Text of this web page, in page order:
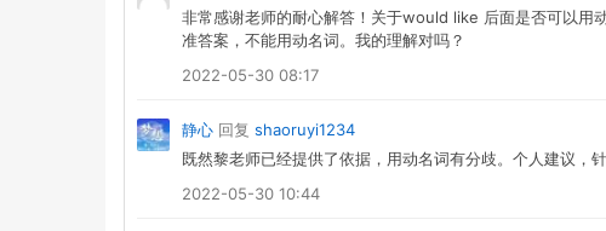
非常感谢老师的耐心解答！关于would like 后面是否可以用
准答案，不能用动名词。我的理解对吗？
2022-05-30 08:17
静心 回复 shaoruyi1234
既然黎老师已经提供了依据，用动名词有分歧。个人建议，
2022-05-30 10:44